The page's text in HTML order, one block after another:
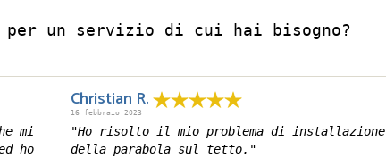
per un servizio di cui hai bisogno?
mi
ho
Christian R.
16 febbraio 2023
"Ho risolto il mio problema di installazione
della parabola sul tetto."